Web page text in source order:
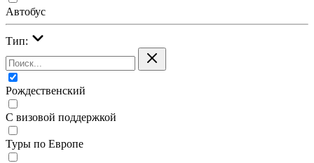
Автобус
Тип:
Рождественский
С визовой поддержкой
Туры по Европе